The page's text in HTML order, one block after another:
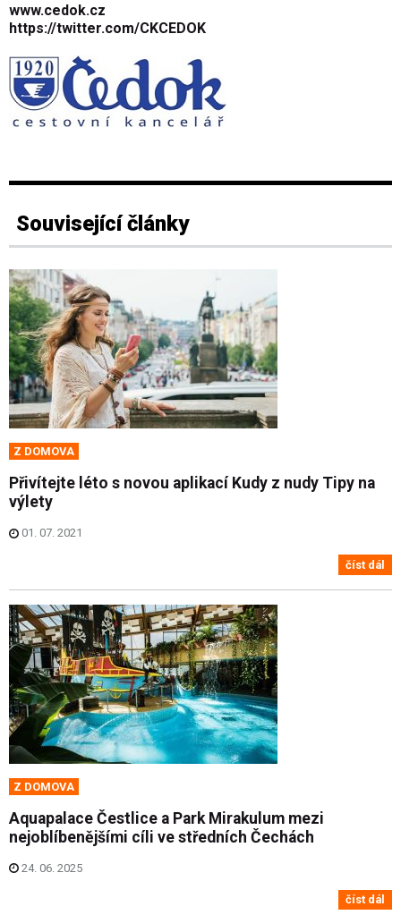
www.cedok.cz
https://twitter.com/CKCEDOK
Související články
Z DOMOVA
Přivítejte léto s novou aplikací Kudy z nudy Tipy na
výlety
01. 07. 2021
číst dál
Z DOMOVA
Aquapalace Čestlice a Park Mirakulum mezi
nejoblíbenějšími cíli ve středních Čechách
24. 06. 2025
číst dál